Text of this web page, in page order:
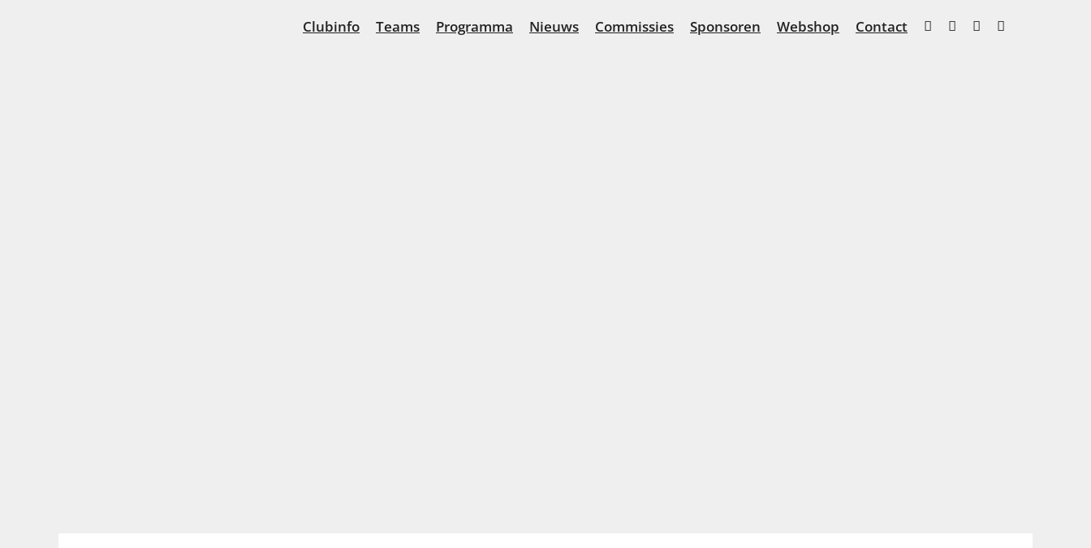
Clubinfo Teams Programma Nieuws Commissies Sponsoren Webshop Contact